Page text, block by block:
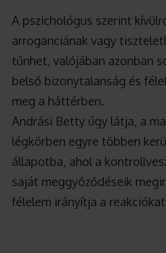
A pszichológus szerint
arroganciának vagy
tűnhet, valójában azonban
belső bizonytalanság és
meg a háttérben.
Andrási Betty úgy látja, a
légkörben egyre többen
állapotba, ahol a
saját meggyőződéseik
félelem irányítja a